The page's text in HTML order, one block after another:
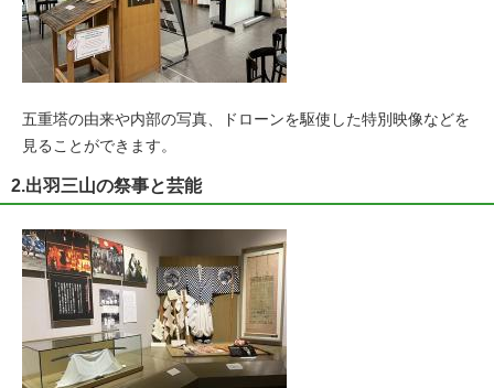
五重塔の由来や内部の写真、ドローンを駆使した特別映像などを
見ることができます。
2.出羽三山の祭事と芸能